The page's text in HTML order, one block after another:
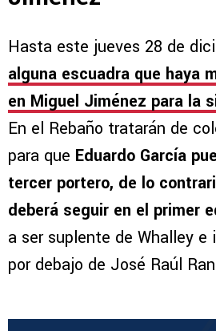
Hasta este jueves 28 de
alguna escuadra que haya
en Miguel Jiménez para la
En el Rebaño tratarán de
para que Eduardo García
tercer portero, de lo
deberá seguir en el primer
a ser suplente de Whalley e
por debajo de José Raúl